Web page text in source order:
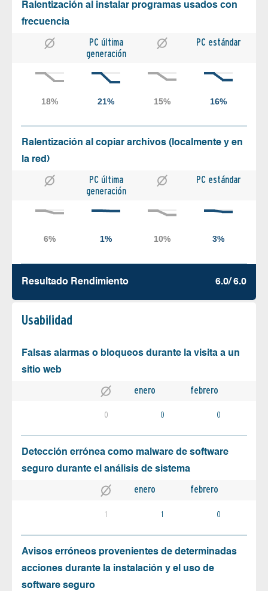
Ralentización al instalar programas usados con
frecuencia
PC última
generación
PC estándar
Ralentización al copiar archivos (localmente y en
la red)
PC última
generación
PC estándar
Resultado Rendimiento 6.0/ 6.0
Usabilidad
Falsas alarmas o bloqueos durante la visita a un
sitio web
enero febrero
0 0 0
Detección errónea como malware de software
seguro durante el análisis de sistema
enero febrero
1 1 0
Avisos erróneos provenientes de determinadas
acciones durante la instalación y el uso de
software seguro